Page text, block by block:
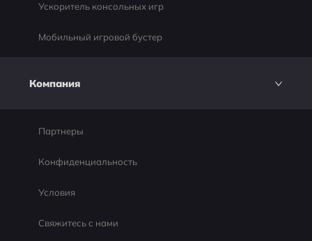
Ускоритель консольных игр
Мобильный игровой бустер
Компания
Партнеры
Конфиденциальность
Условия
Свяжитесь с нами